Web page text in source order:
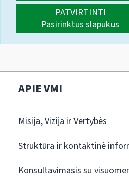
PATVIRTINTI
Pasirinktus slapukus
APIE VMI
Misija, Vizija ir Vertybės
Struktūra ir kontaktinė
Konsultavimasis su